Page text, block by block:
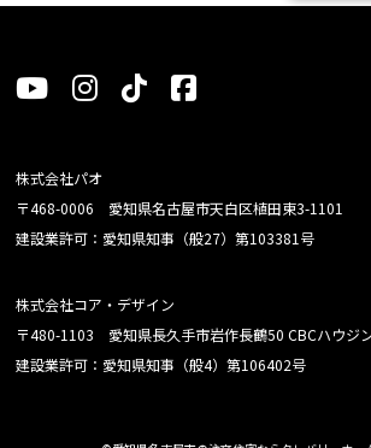
株式会社パオ
〒468-0006 愛知県名古屋市天白区植田東3-1101
建設業許可：愛知県知事（般27）第103381号
株式会社コア・デザイン
〒480-1103 愛知県長久手市岩作長鶴50 CBCハウジ
建設業許可：愛知県知事（般4）第106402号